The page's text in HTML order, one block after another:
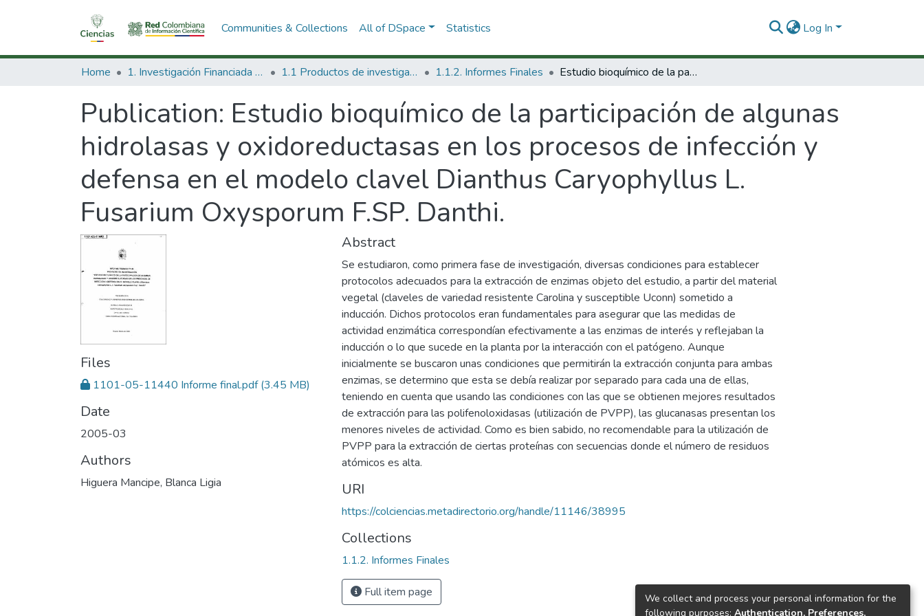
Communities & Collections All of DSpace Statistics Log In
Home 1. Investigación Financiada con Recursos Públicos 1.1 Productos de investigación 1.1.2. Informes Finales Estudio bioquímico de la participación de algunas hidrolasas y oxidoreductasas en los procesos de infección y defensa en el modelo clavel Dianthus Caryophyllus L. Fusarium Oxysporum F.SP. Danthi.
Publication: Estudio bioquímico de la participación de algunas
hidrolasas y oxidoreductasas en los procesos de infección y
defensa en el modelo clavel Dianthus Caryophyllus L.
Fusarium Oxysporum F.SP. Danthi.
Files
1101-05-11440 Informe final.pdf(3.45 MB)
Date
2005-03
Authors
Higuera Mancipe, Blanca Ligia
Abstract
Se estudiaron, como primera fase de investigación, diversas condiciones para establecer
protocolos adecuados para la extracción de enzimas objeto del estudio, a partir del material
vegetal (claveles de variedad resistente Carolina y susceptible Uconn) sometido a
inducción. Dichos protocolos eran fundamentales para asegurar que las medidas de
actividad enzimática correspondían efectivamente a las enzimas de interés y reflejaban la
inducción o lo que sucede en la planta por la interacción con el patógeno. Aunque
inicialmente se buscaron unas condiciones que permitirán la extracción conjunta para ambas
enzimas, se determino que esta se debía realizar por separado para cada una de ellas,
teniendo en cuenta que usando las condiciones con las que se obtienen mejores resultados
de extracción para las polifenoloxidasas (utilización de PVPP), las glucanasas presentan los
menores niveles de actividad. Como es bien sabido, no recomendable para la utilización de
PVPP para la extracción de ciertas proteínas con secuencias donde el número de residuos
atómicos es alta.
URI
https://colciencias.metadirectorio.org/handle/11146/38995
Collections
1.1.2. Informes Finales
Full item page
We collect and process your personal information for the
following purposes: Authentication, Preferences,